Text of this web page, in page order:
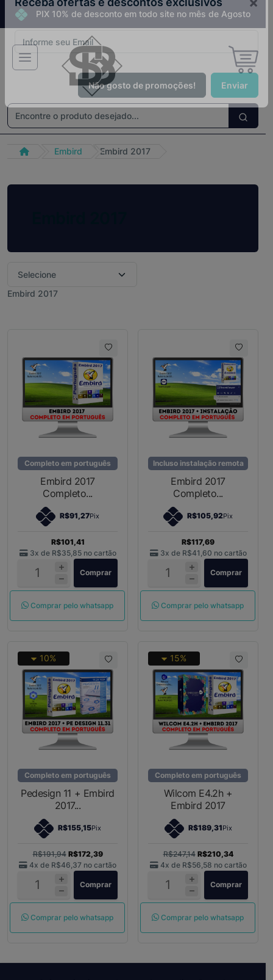
PIX 10% de desconto em todo site no mês de Agosto
Embird Embird 2017
Embird 2017
Completo em português
Embird 2017
Completo...
R$91,27Pix
R$101,41
3x de R$35,85 no cartão
Comprar
Comprar pelo whatsapp
Incluso instalação remota
Embird 2017
Completo...
R$105,92Pix
R$117,69
3x de R$41,60 no cartão
Comprar
Comprar pelo whatsapp
Completo em português
10%
Pedesign 11 + Embird
2017...
R$155,15Pix
R$191,94 R$172,39
4x de R$46,37 no cartão
Comprar
Comprar pelo whatsapp
Completo em português
15%
Wilcom E4.2h +
Embird 2017
R$189,31Pix
R$247,14 R$210,34
4x de R$56,58 no cartão
Comprar
Comprar pelo whatsapp
Receba ofertas e descontos exclusivos ×
Não gosto de promoções! Enviar